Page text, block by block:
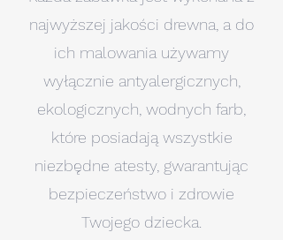
najwyższej jakości drewna, a do
ich malowania używamy
wyłącznie antyalergicznych,
ekologicznych, wodnych farb,
które posiadają wszystkie
niezbędne atesty, gwarantując
bezpieczeństwo i zdrowie
Twojego dziecka.